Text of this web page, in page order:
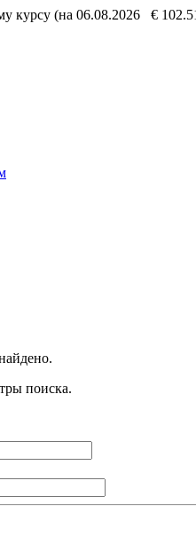
курсу (на 06.08.2026 €
поиска.